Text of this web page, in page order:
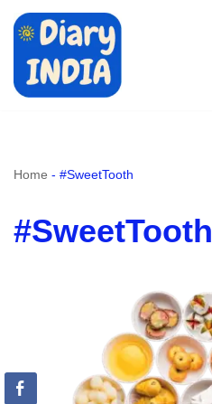
content
Home - #SweetTooth
#SweetTooth